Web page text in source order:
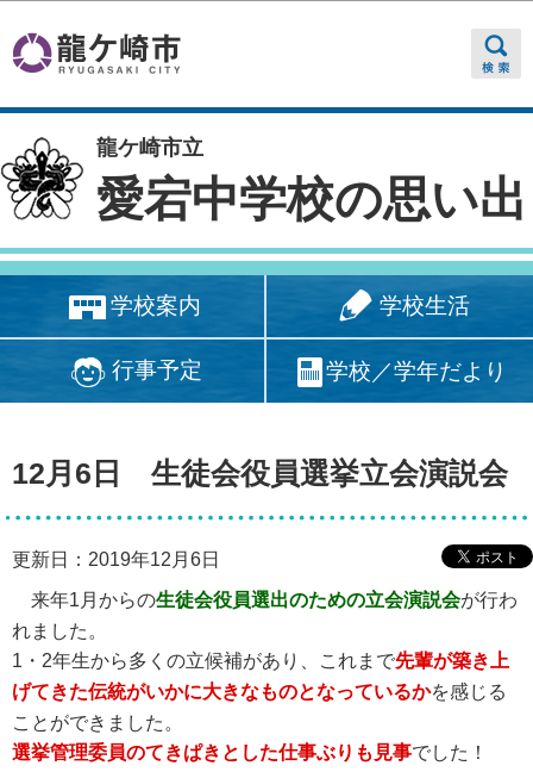
龍ケ崎市立
愛宕中学校の思い出
学校案内 学校生活
行事予定 学校／学年だより
12月6日 生徒会役員選挙立会演説会
更新日：2019年12月6日
来年1月からの生徒会役員選出のための立会演説会が行わ
れました。
1・2年生から多くの立候補があり、これまで先輩が築き上
げてきた伝統がいかに大きなものとなっているかを感じる
ことができました。
選挙管理委員のてきぱきとした仕事ぶりも見事でした！